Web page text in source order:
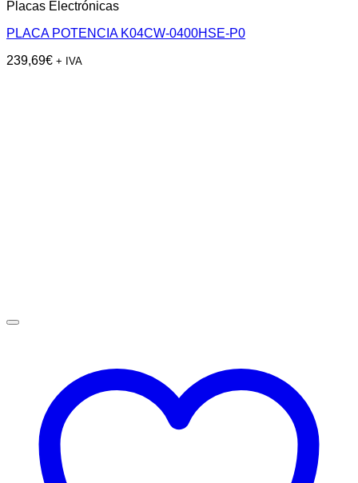
Placas Electrónicas
PLACA POTENCIA K04CW-0400HSE-P0
239,69€ + IVA